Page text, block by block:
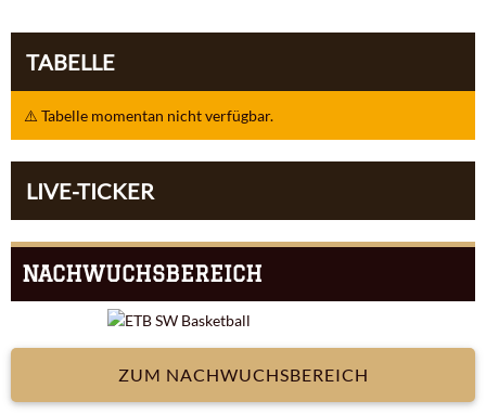
TABELLE
⚠️ Tabelle momentan nicht verfügbar.
LIVE-TICKER
NACHWUCHSBEREICH
ZUM NACHWUCHSBEREICH